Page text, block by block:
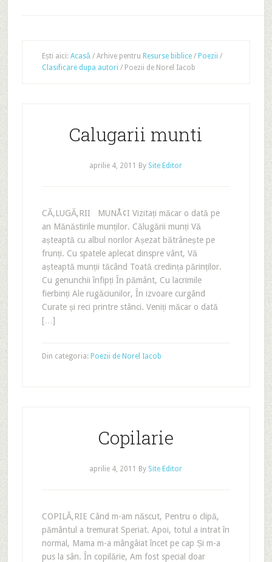
Ești aici: Acasă /Arhive pentru Resurse biblice / Poezii /
Clasificare dupa autori /Poezii de Norel Iacob
Calugarii munti
aprilie 4, 2011 By Site Editor
CĂ‚LUGĂ‚RII MUNÅ¢I Vizitați măcar o dată pe
an Mănăstirile munților. Călugării munți Vă
așteaptă cu albul norilor Așezat bătrânește pe
frunți. Cu spatele aplecat dinspre vânt, Vă
așteaptă munții tăcând Toată credința părinților.
Cu genunchii înfipți În pământ, Cu lacrimile
fierbinți Ale rugăciunilor, În izvoare curgând
Curate și reci printre stânci. Veniți măcar o dată
[…]
Din categoria: Poezii de Norel Iacob
Copilarie
aprilie 4, 2011 By Site Editor
COPILĂ‚RIE Când m-am născut, Pentru o clipă,
pământul a tremurat Speriat. Apoi, totul a intrat în
normal, Mama m-a mângâiat încet pe cap Și m-a
pus la sân. În copilărie, Am fost special doar